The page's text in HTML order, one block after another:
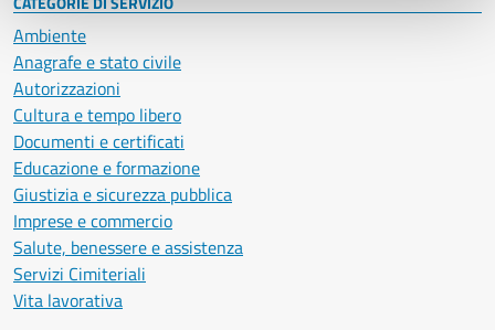
Ambiente
Anagrafe e stato civile
Autorizzazioni
Cultura e tempo libero
Documenti e certificati
Educazione e formazione
Giustizia e sicurezza pubblica
Imprese e commercio
Salute, benessere e assistenza
Servizi Cimiteriali
Vita lavorativa